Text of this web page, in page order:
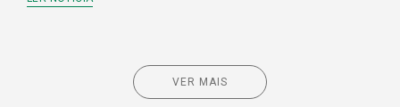
VER MAIS